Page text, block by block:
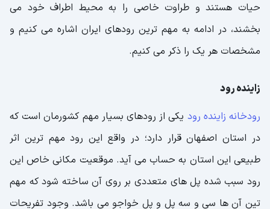
حیات هستند و طراوت خاصی را به محیط اطراف خود می
بخشند، در ادامه به مهم ترین رودهای ایران اشاره می کنیم و
مشخصات هر یک را ذکر می کنیم.
زاینده رود
رودخانه زاینده رود یکی از رودهای بسیار مهم کشورمان است که
در استان اصفهان قرار دارد؛ در واقع این رود مهم ترین اثر
طبیعی این استان به حساب می آید. موقعیت مکانی خاص این
رود سبب شده پل های متعددی بر روی آن ساخته شود که مهم
تینِ آن ها سی و سه پل و پل خواجو می باشد. وجود تفریحات